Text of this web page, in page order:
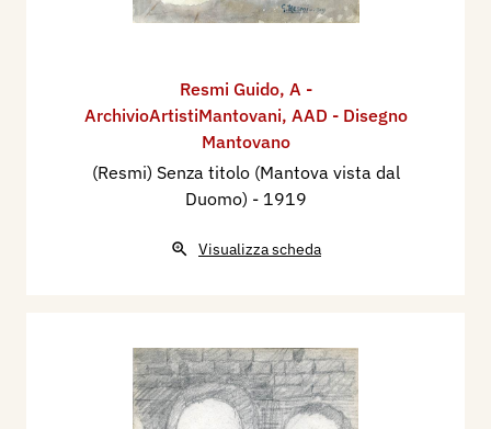
Resmi Guido, A -
ArchivioArtistiMantovani, AAD - Disegno
Mantovano
(Resmi) Senza titolo (Mantova vista dal
Duomo) - 1919
Visualizza scheda